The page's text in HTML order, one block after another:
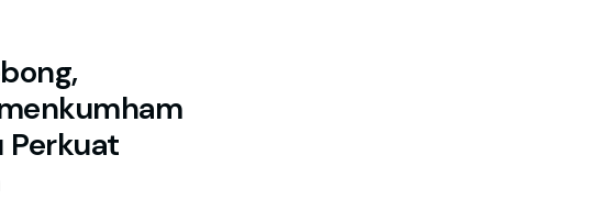
Perkuat